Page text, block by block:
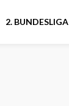
2. BUNDESLIGA